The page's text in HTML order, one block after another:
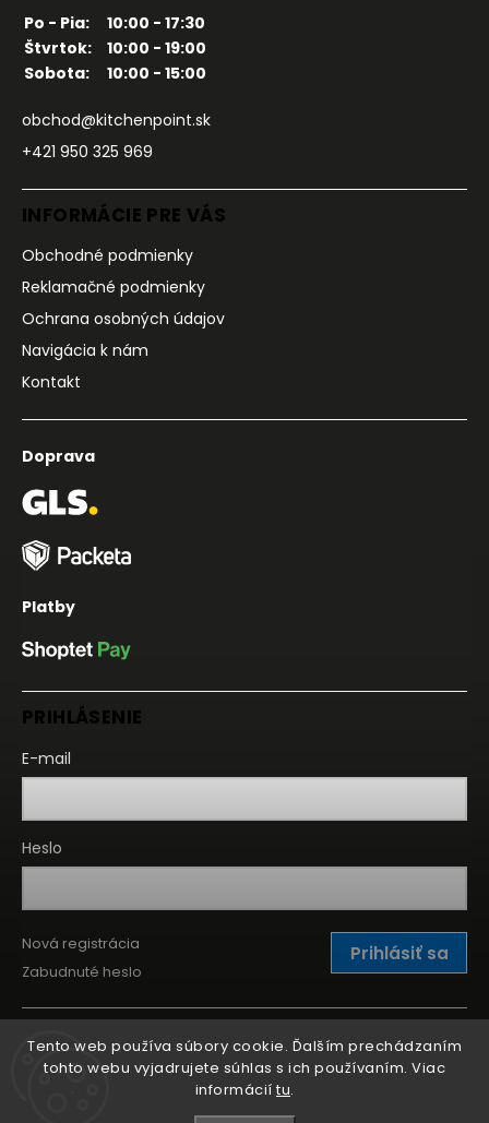
Tento web používa súbory cookie. Ďalším prechádzaním
tohto webu vyjadrujete súhlas s ich používaním. Viac
informácií tu.
Po - Pia:
10:00 - 17:30
Štvrtok:
10:00 - 19:00
Sobota:
10:00 - 15:00
obchod@kitchenpoint.sk
+421 950 325 969
INFORMÁCIE PRE VÁS
Obchodné podmienky
Reklamačné podmienky
Ochrana osobných údajov
Navigácia k nám
Kontakt
Doprava
Platby
PRIHLÁSENIE
E-mail
Heslo
Prihlásiť sa
Nová registrácia
Zabudnuté heslo